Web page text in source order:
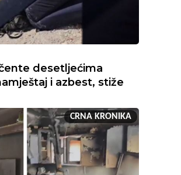
desetljećima
i azbest, stiže
CRNA KRONIKA